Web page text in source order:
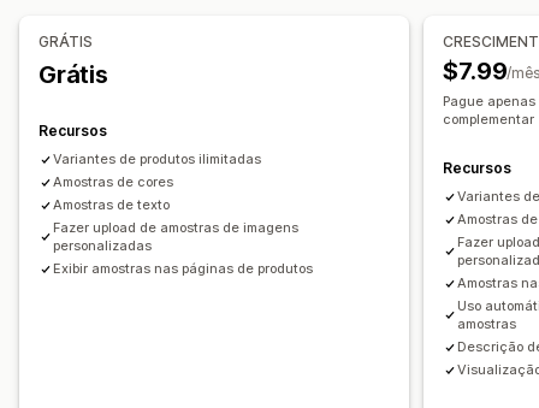
Ocultar fora de estoque
Atualizações automáticas
GRÁTIS
Grátis
Recursos
Variantes de produtos ilimitadas
Amostras de cores
Amostras de texto
Fazer upload de amostras de imagens
personalizadas
Exibir amostras nas páginas de produtos
$7.99/
Pague
complementar
Recursos
Variantes
Amostras
Fazer
Amostras
Uso
amostras
Descrição